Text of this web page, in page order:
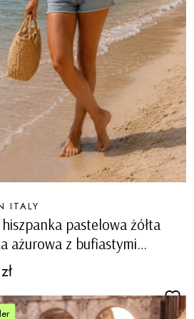
pastelowa żółta
ażurowa z bufiastymi
Monrupino
ITALY